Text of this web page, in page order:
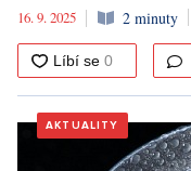
16. 9. 2025
2 minuty
AKTUALITY